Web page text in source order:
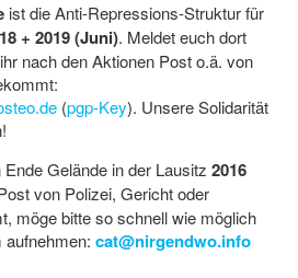
ist die Anti-Repressions-Struktur für
+ 2019 (Juni). Meldet euch dort
nach den Aktionen Post o.ä. von
(pgp-Key). Unsere Solidarität
Gelände in der Lausitz 2016
von Polizei, Gericht oder
möge bitte so schnell wie möglich
aufnehmen: cat@nirgendwo.info